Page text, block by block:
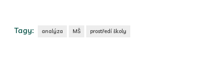
Tagy: analýza MŠ prostředí školy